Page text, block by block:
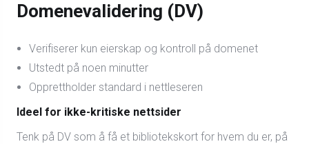
Domenevalidering (DV)
Verifiserer kun eierskap og kontroll på domenet
Utstedt på noen minutter
Opprettholder standard i nettleseren
Ideel for ikke-kritiske nettsider
Tenk på DV som å få et bibliotekskort for hvem du er, på